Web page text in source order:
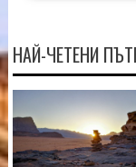
НАЙ-ЧЕТЕНИ